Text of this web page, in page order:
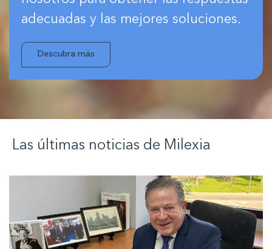
adecuadas y las mejores soluciones.
Descubra más
Las últimas noticias de Milexia